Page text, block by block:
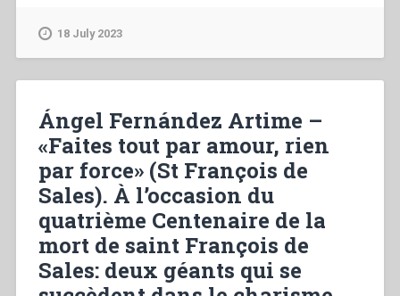
nada
a
la
fuerza»
(San
Francisco
de
Sales).
En
18 July 2023
Ángel Fernández Artime –
«Faites tout par amour, rien
par force» (St François de
Sales). À l’occasion du
quatrième Centenaire de la
mort de saint François de
Sales: deux géants qui se